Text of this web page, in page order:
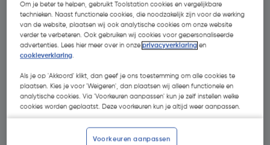
Om je beter te helpen, gebruikt Toolstation cookies en vergelijkbare
technieken. Naast functionele cookies, die noodzakelijk zijn voor de werking
van de website, plaatsen wij ook analytische cookies om onze website
verder te verbeteren. Ook gebruiken wij cookies voor gepersonaliseerde
advertenties. Lees hier meer over in onzeprivacyverklaring en
cookieverklaring.
Als je op 'Akkoord' klikt, dan geef je ons toestemming om alle cookies te
plaatsen. Kies je voor 'Weigeren', dan plaatsen wij alleen functionele en
analytische cookies. Via 'Voorkeuren aanpassen' kun je zelf instellen welke
cookies worden geplaatst. Deze voorkeuren kun je altijd weer aanpassen.
Voorkeuren aanpassen